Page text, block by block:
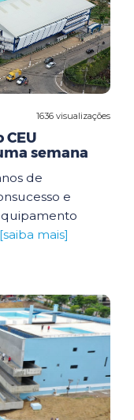
1636 visualizações
semana
de
e
[saiba mais]